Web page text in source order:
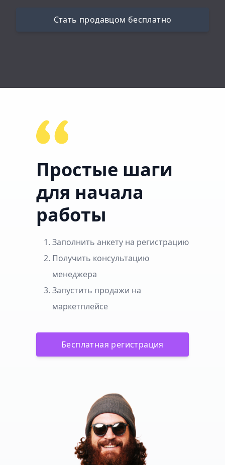
Стать продавцом бесплатно
Простые шаги
для начала
работы
Заполнить анкету на регистрацию
Получить консультацию
менеджера
Запустить продажи на
маркетплейсе
Бесплатная регистрация